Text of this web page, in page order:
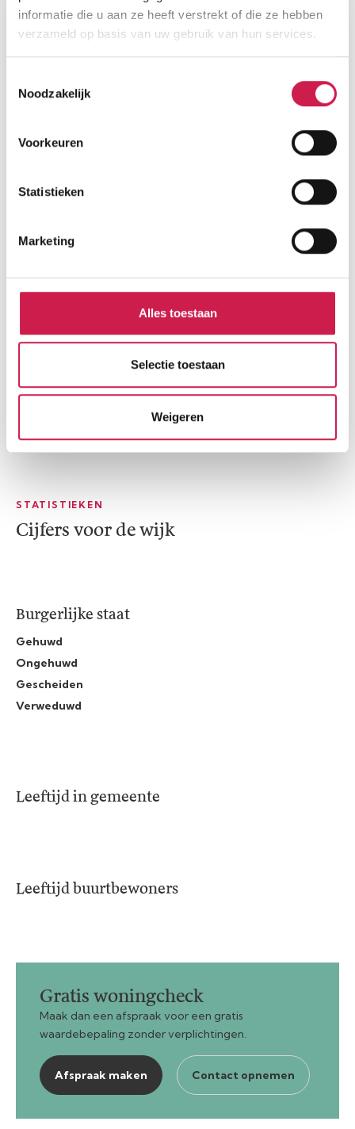
informatie die u aan ze heeft verstrekt of die ze hebben
verzameld op basis van uw gebruik van hun services.
Noodzakelijk
Voorkeuren
Statistieken
Marketing
Alles toestaan
Selectie toestaan
Weigeren
STATISTIEKEN
Cijfers voor de wijk
Burgerlijke staat
Gehuwd
Ongehuwd
Gescheiden
Verweduwd
Leeftijd in gemeente
Leeftijd buurtbewoners
Gratis woningcheck
Maak dan een afspraak voor een gratis
waardebepaling zonder verplichtingen.
Afspraak maken Contact opnemen